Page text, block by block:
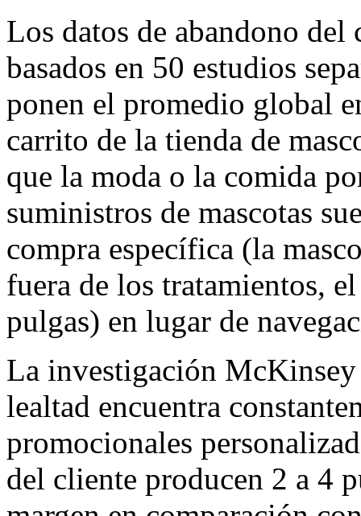
Los datos de abandono
basados en 50 estudios
ponen el promedio global
carrito de la tienda de
que la moda o la comida
suministros de mascotas
compra específica (la
fuera de los tratamientos,
pulgas) en lugar de
La investigación
lealtad encuentra
promocionales
del cliente producen 2 a 4